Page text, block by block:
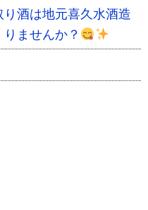
酒は地元喜久水酒造
ませんか？